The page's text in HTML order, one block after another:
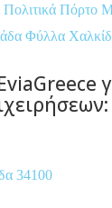
Πολιτικά Πόρτο
Φύλλα
34100